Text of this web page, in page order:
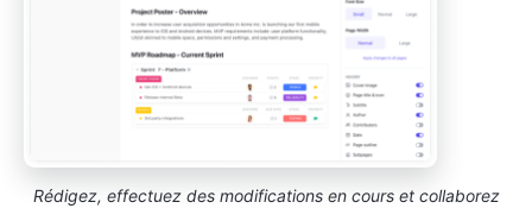
Rédigez, effectuez des modifications en cours et collaborez